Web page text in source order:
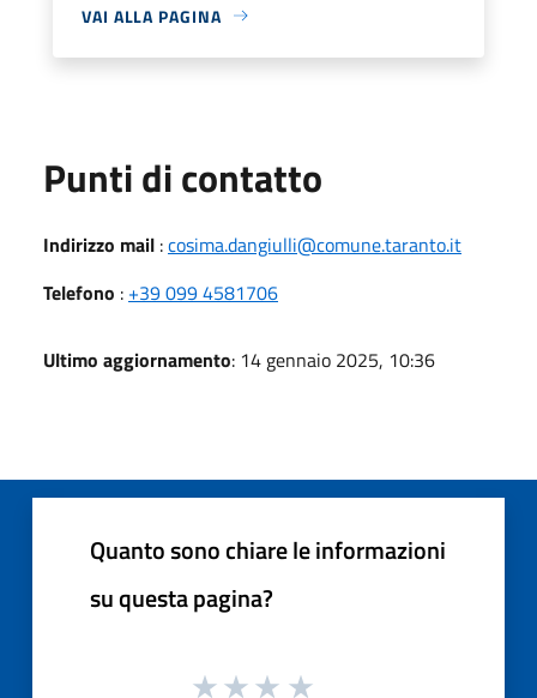
VAI ALLA PAGINA
Punti di contatto
Indirizzo mail :cosima.dangiulli@comune.taranto.it
Telefono : +39 099 4581706
Ultimo aggiornamento: 14 gennaio 2025, 10:36
Quanto sono chiare le informazioni
su questa pagina?